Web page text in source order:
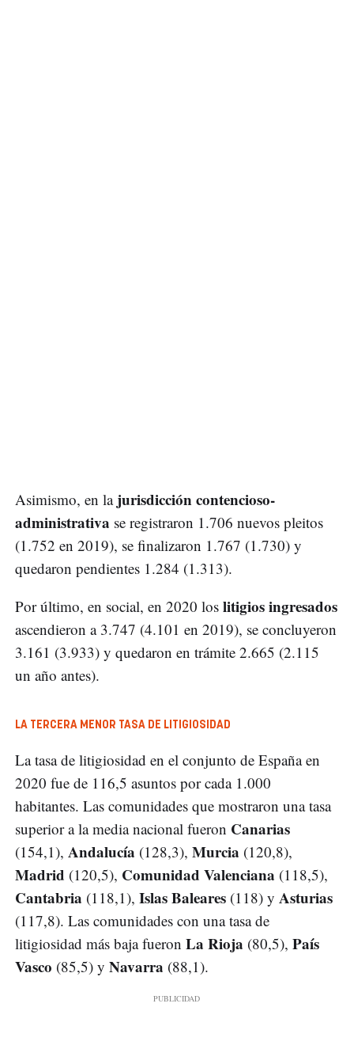
Asimismo, en la jurisdicción contencioso-
administrativa se registraron 1.706 nuevos pleitos
(1.752 en 2019), se finalizaron 1.767 (1.730) y
quedaron pendientes 1.284 (1.313).
Por último, en social, en 2020 los litigios ingresados
ascendieron a 3.747 (4.101 en 2019), se concluyeron
3.161 (3.933) y quedaron en trámite 2.665 (2.115
un año antes).
LA TERCERA MENOR TASA DE LITIGIOSIDAD
La tasa de litigiosidad en el conjunto de España en
2020 fue de 116,5 asuntos por cada 1.000
habitantes. Las comunidades que mostraron una tasa
superior a la media nacional fueron Canarias
(154,1), Andalucía (128,3), Murcia (120,8),
Madrid (120,5), Comunidad Valenciana (118,5),
Cantabria (118,1), Islas Baleares (118) y Asturias
(117,8). Las comunidades con una tasa de
litigiosidad más baja fueron La Rioja (80,5), País
Vasco (85,5) y Navarra (88,1).